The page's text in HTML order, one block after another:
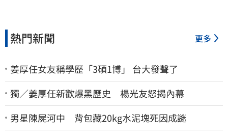
熱門新聞 更多
姜厚任女友稱學歷「3碩1博」 台大發聲了
獨／姜厚任新歡爆黑歷史 楊光友怒揭內幕
男星陳屍河中 背包藏20kg水泥塊死因成謎